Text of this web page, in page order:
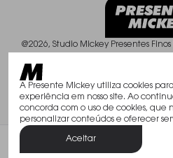
A Presente Mickey utiliza cookies
experiência em nosso site. Ao
concorda com o uso de cookies, que
personalizar conteúdos e oferecer
Aceitar
@2026, Studio Mickey Presentes
Pinheiros - São Paulo/SP - CEP: 01426-
Todos os direitos reservados. As fotos
são de propriedade de
total ou